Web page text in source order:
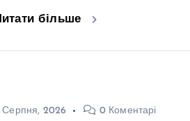
більше
Серпня, 2026 0 Коментарі